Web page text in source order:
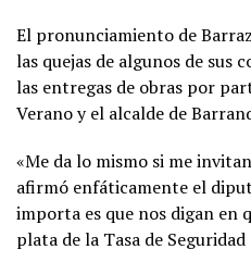
El pronunciamiento de
las quejas de algunos de sus
las entregas de obras por
Verano y el alcalde de
«Me da lo mismo si me
afirmó enfáticamente el
importa es que nos digan en
plata de la Tasa de